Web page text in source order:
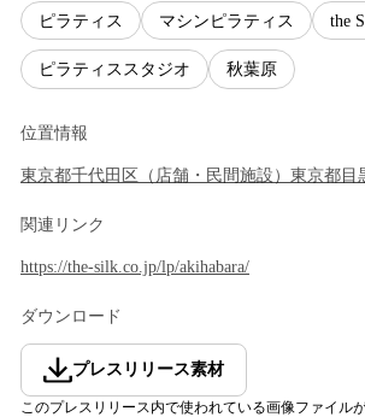
ピラティス マシンピラティス the
ピラティススタジオ 秋葉原
位置情報
東京都千代田区 （ 店舗・民間施設 ） 東京都目
関連リンク
https://the-silk.co.jp/lp/akihabara/
ダウンロード
プレスリリース素材
このプレスリリース内で使われている画像ファイル